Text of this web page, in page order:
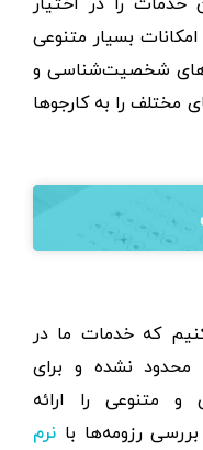
بسیار متنوعی
شخصیت‌شناسی و
مختلف را به کارجوها
که خدمات ما در
محدود نشده و برای
و متنوعی را ارائه
رزومه‌ها با نرم